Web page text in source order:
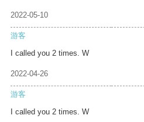
2022-05-10
游客
I called you 2 times. W
2022-04-26
游客
I called you 2 times. W